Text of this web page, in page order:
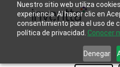
Nuestro sitio web utiliza
experiencia. Al hacer clic en
consentimiento para el uso de
política de privacidad. Conocer
Denegar
content